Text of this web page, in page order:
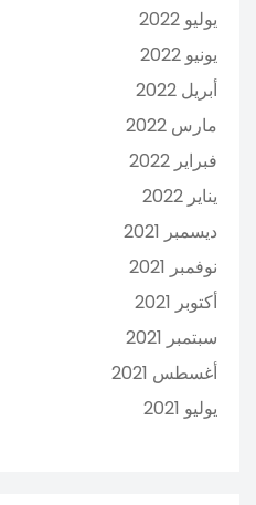
يوليو 2022
يونيو 2022
أبريل 2022
مارس 2022
فبراير 2022
يناير 2022
ديسمبر 2021
نوفمبر 2021
أكتوبر 2021
سبتمبر 2021
أغسطس 2021
يوليو 2021